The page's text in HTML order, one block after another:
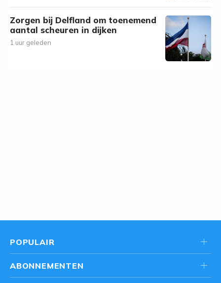
Zorgen bij Delfland om toenemend
aantal scheuren in dijken
1 uur geleden
POPULAIR
ABONNEMENTEN